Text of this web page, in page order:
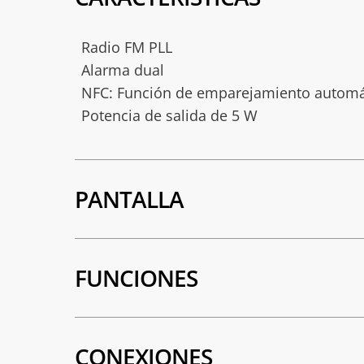
Radio FM PLL
Alarma dual
NFC: Función de emparejamiento
Potencia de salida de 5 W
PANTALLA
FUNCIONES
CONEXIONES